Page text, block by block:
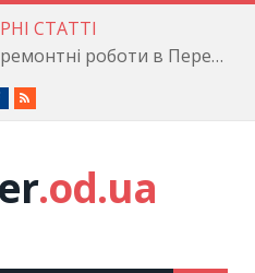
СТАТТІ
Енергетики завершили ремонтні роботи в Пересипському районі
Facebook
RSS
.od.ua